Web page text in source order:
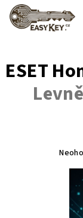
Přejít
obsah
ESET